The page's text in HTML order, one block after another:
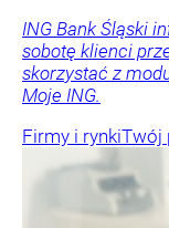
ING Bank Śląski
sobotę klienci
skorzystać z
Moje ING.
Firmy i rynkiTwój